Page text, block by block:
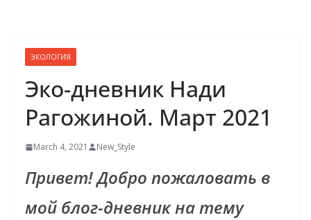
ЭКОЛОГИЯ
Эко-дневник Нади
Рагожиной. Март 2021
March 4, 2021 New_Style
Привет! Добро пожаловать в
мой блог-дневник на тему